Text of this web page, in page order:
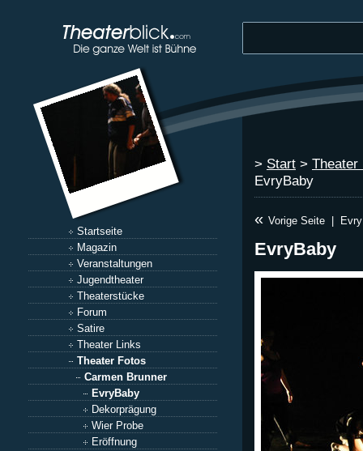
Startseite
Magazin
Veranstaltungen
Jugendtheater
Theaterstücke
Forum
Satire
Theater Links
Theater Fotos
Carmen Brunner
EvryBaby
Dekorprägung
Wier Probe
Eröffnung
> Start > Theater
EvryBaby
« Vorige Seite
EvryBaby